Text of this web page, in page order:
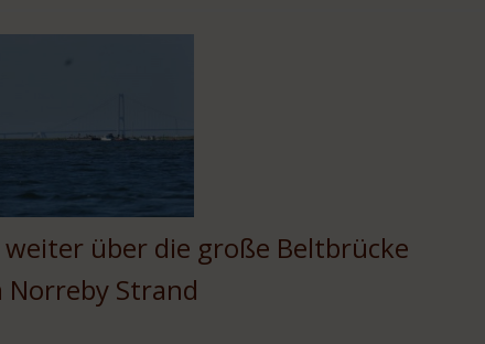
über die große Beltbrücke
Norreby Strand